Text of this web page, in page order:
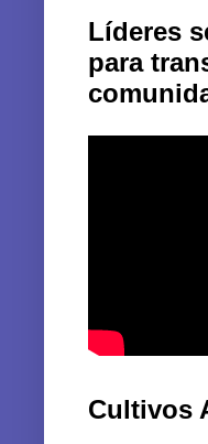
Líderes
para
Cultivos